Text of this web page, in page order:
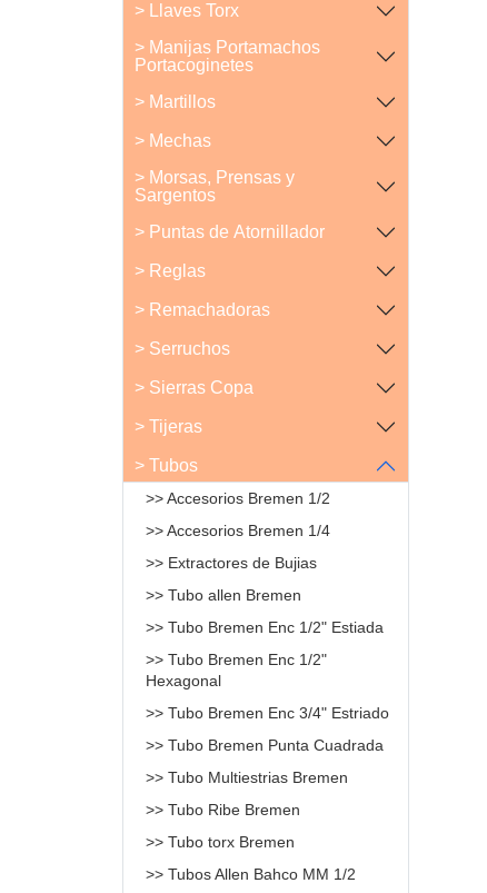
> Llaves Torx
> Manijas Portamachos
Portacoginetes
> Martillos
> Mechas
> Morsas, Prensas y
Sargentos
> Puntas de Atornillador
> Reglas
> Remachadoras
> Serruchos
> Sierras Copa
> Tijeras
> Tubos
>> Accesorios Bremen 1/2
>> Accesorios Bremen 1/4
>> Extractores de Bujias
>> Tubo allen Bremen
>> Tubo Bremen Enc 1/2" Estiada
>> Tubo Bremen Enc 1/2"
Hexagonal
>> Tubo Bremen Enc 3/4" Estriado
>> Tubo Bremen Punta Cuadrada
>> Tubo Multiestrias Bremen
>> Tubo Ribe Bremen
>> Tubo torx Bremen
>> Tubos Allen Bahco MM 1/2